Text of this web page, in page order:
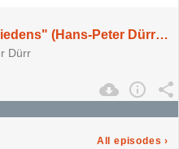
"Die Kunst des Friedens" (Hans-Peter Dürr Spezial I/II) [Essay von Hans-Peter Dürr]
Dürr
All episodes ›